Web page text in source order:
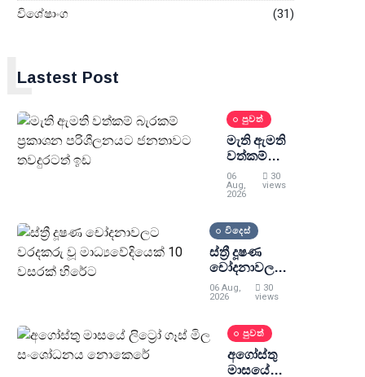
විශේෂාංග
(31)
Lastest Post
L
පුවත්
මැති ඇමති
වත්කම්
බැරකම්
ප්‍රකාශන
තවදුරටත්
ඉඩ
06
Aug,
2026
30
views
විදෙස්
ස්ත්‍රී දූෂණ
චෝදනාවලට
වරදකරු වූ
මාධ්‍යවේදියෙක්
හිරේට
06 Aug,
2026
30
views
පුවත්
අගෝස්තු
මාසයේ